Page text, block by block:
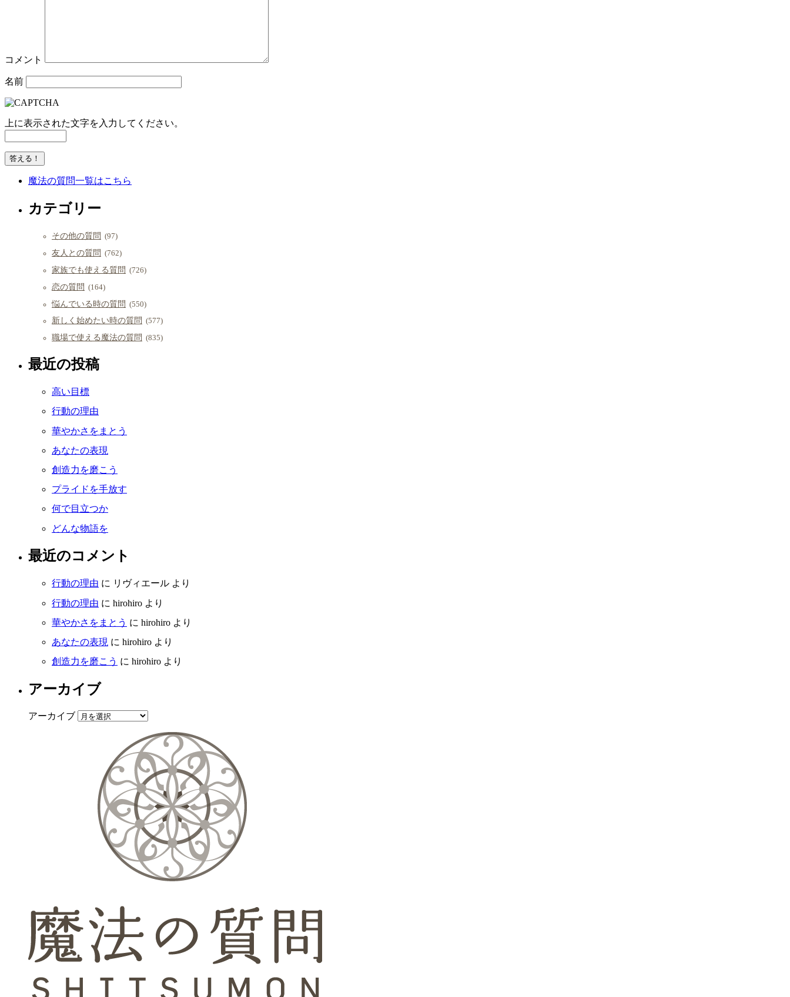
コメント
名前
上に表示された文字を入力してください。
魔法の質問一覧はこちら
カテゴリー
その他の質問 (97)
友人との質問 (762)
家族でも使える質問 (726)
恋の質問 (164)
悩んでいる時の質問 (550)
新しく始めたい時の質問 (577)
職場で使える魔法の質問 (835)
最近の投稿
高い目標
行動の理由
華やかさをまとう
あなたの表現
創造力を磨こう
プライドを手放す
何で目立つか
どんな物語を
最近のコメント
行動の理由 に リヴィエール より
行動の理由 に hirohiro より
華やかさをまとう に hirohiro より
あなたの表現 に hirohiro より
創造力を磨こう に hirohiro より
アーカイブ
アーカイブ